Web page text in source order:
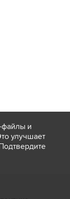
в
файлы и
улучшает